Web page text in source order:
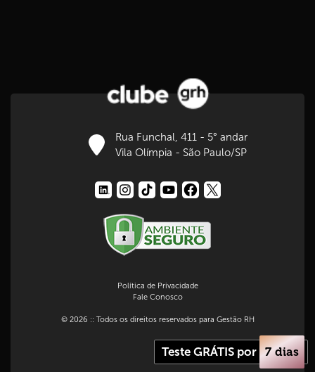
Rua Funchal, 411 - 5° andar
Vila Olímpia - São Paulo/SP
Política de Privacidade
Fale Conosco
© 2026 :: Todos os direitos reservados para Gestão RH
Teste GRÁTIS por 7 dias